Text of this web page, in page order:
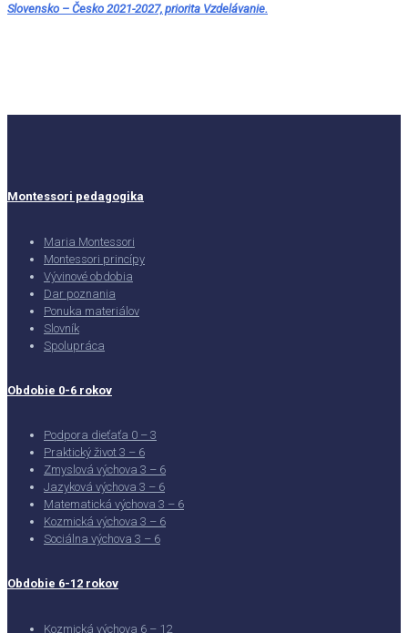
Slovensko – Česko 2021-2027, priorita Vzdelávanie.
Montessori pedagogika
Maria Montessori
Montessori princípy
Vývinové obdobia
Dar poznania
Ponuka materiálov
Slovník
Spolupráca
Obdobie 0-6 rokov
Podpora dieťaťa 0 – 3
Praktický život 3 – 6
Zmyslová výchova 3 – 6
Jazyková výchova 3 – 6
Matematická výchova 3 – 6
Kozmická výchova 3 – 6
Sociálna výchova 3 – 6
Obdobie 6-12 rokov
Kozmická výchova 6 – 12